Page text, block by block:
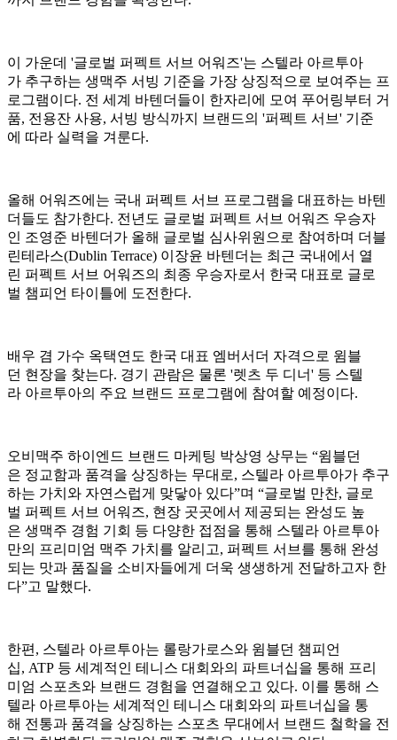
이 가운데 '글로벌 퍼펙트 서브 어워즈'는 스텔라 아르투아
가 추구하는 생맥주 서빙 기준을 가장 상징적으로 보여주는 프
로그램이다. 전 세계 바텐더들이 한자리에 모여 푸어링부터 거
품, 전용잔 사용, 서빙 방식까지 브랜드의 '퍼펙트 서브' 기준
에 따라 실력을 겨룬다.
올해 어워즈에는 국내 퍼펙트 서브 프로그램을 대표하는 바텐
더들도 참가한다. 전년도 글로벌 퍼펙트 서브 어워즈 우승자
인 조영준 바텐더가 올해 글로벌 심사위원으로 참여하며 더블
린테라스(Dublin Terrace) 이장윤 바텐더는 최근 국내에서 열
린 퍼펙트 서브 어워즈의 최종 우승자로서 한국 대표로 글로
벌 챔피언 타이틀에 도전한다.
배우 겸 가수 옥택연도 한국 대표 엠버서더 자격으로 윔블
던 현장을 찾는다. 경기 관람은 물론 '렛츠 두 디너' 등 스텔
라 아르투아의 주요 브랜드 프로그램에 참여할 예정이다.
오비맥주 하이엔드 브랜드 마케팅 박상영 상무는 “윔블던
은 정교함과 품격을 상징하는 무대로, 스텔라 아르투아가 추구
하는 가치와 자연스럽게 맞닿아 있다”며 “글로벌 만찬, 글로
벌 퍼펙트 서브 어워즈, 현장 곳곳에서 제공되는 완성도 높
은 생맥주 경험 기회 등 다양한 접점을 통해 스텔라 아르투아
만의 프리미엄 맥주 가치를 알리고, 퍼펙트 서브를 통해 완성
되는 맛과 품질을 소비자들에게 더욱 생생하게 전달하고자 한
다”고 말했다.
한편, 스텔라 아르투아는 롤랑가로스와 윔블던 챔피언
십, ATP 등 세계적인 테니스 대회와의 파트너십을 통해 프리
미엄 스포츠와 브랜드 경험을 연결해오고 있다. 이를 통해 스
텔라 아르투아는 세계적인 테니스 대회와의 파트너십을 통
해 전통과 품격을 상징하는 스포츠 무대에서 브랜드 철학을 전